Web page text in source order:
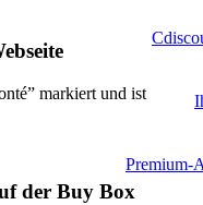
Premium-
markiert und ist
der Buy Box